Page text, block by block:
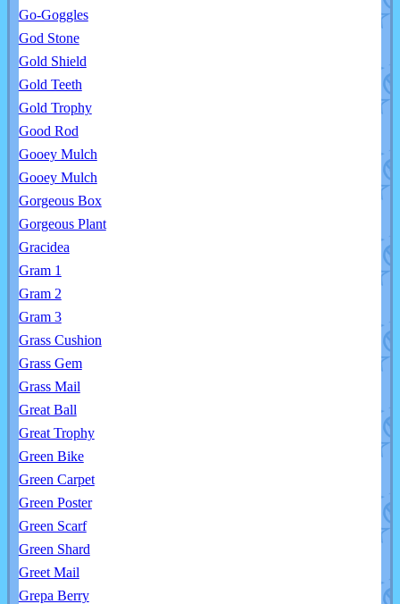
Go-Goggles
God Stone
Gold Shield
Gold Teeth
Gold Trophy
Good Rod
Gooey Mulch
Gooey Mulch
Gorgeous Box
Gorgeous Plant
Gracidea
Gram 1
Gram 2
Gram 3
Grass Cushion
Grass Gem
Grass Mail
Great Ball
Great Trophy
Green Bike
Green Carpet
Green Poster
Green Scarf
Green Shard
Greet Mail
Grepa Berry